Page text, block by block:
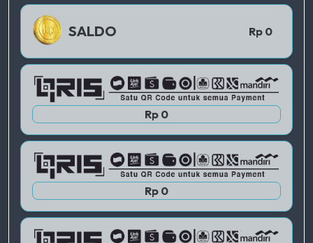
SALDO Rp 0
Rp 0
QRIS 1
Rp 0
QRIS 2
QRIS 3